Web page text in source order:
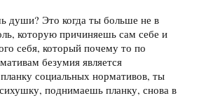
души? Это когда ты больше не в
которую причиняешь сам себе и
себя, который почему то по
безумия является
социальных нормативов, ты
поднимаешь планку, снова в